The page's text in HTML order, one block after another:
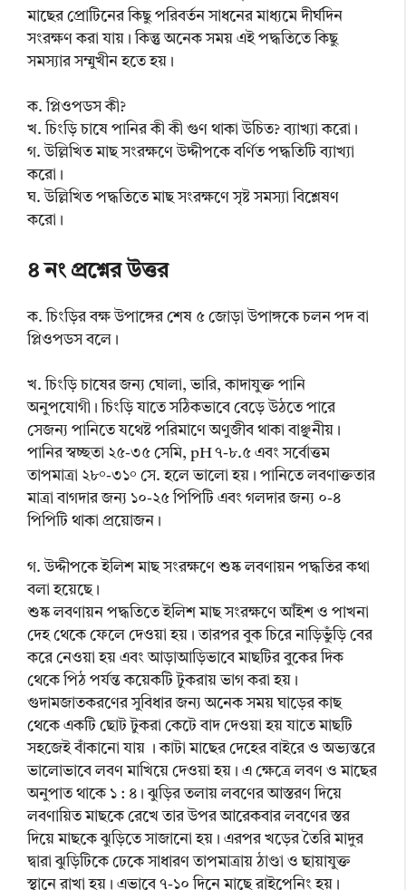
মাছের প্রোটিনের কিছু পরিবর্তন সাধনের মাধ্যমে দীর্ঘদিন
সংরক্ষণ করা যায়। কিন্তু অনেক সময় এই পদ্ধতিতে কিছু
সমস্যার সম্মুখীন হতে হয়।
ক. প্লিওপডস কী?
খ. চিংড়ি চাষে পানির কী কী গুণ থাকা উচিত? ব্যাখ্যা করো।
গ. উল্লিখিত মাছ সংরক্ষণে উদ্দীপকে বর্ণিত পদ্ধতিটি ব্যাখ্যা
করো।
ঘ. উল্লিখিত পদ্ধতিতে মাছ সংরক্ষণে সৃষ্ট সমস্যা বিশ্লেষণ
করো।
৪ নং প্রশ্নের উত্তর
ক. চিংড়ির বক্ষ উপাঙ্গের শেষ ৫ জোড়া উপাঙ্গকে চলন পদ বা
প্লিওপডস বলে।
খ. চিংড়ি চাষের জন্য ঘোলা, ভারি, কাদাযুক্ত পানি
অনুপযোগী। চিংড়ি যাতে সঠিকভাবে বেড়ে উঠতে পারে
সেজন্য পানিতে যথেষ্ট পরিমাণে অণুজীব থাকা বাঞ্ছনীয়।
পানির স্বচ্ছতা ২৫-৩৫ সেমি, pH ৭-৮.৫ এবং সর্বোত্তম
তাপমাত্রা ২৮°-৩১° সে. হলে ভালো হয়। পানিতে লবণাক্ততার
মাত্রা বাগদার জন্য ১০-২৫ পিপিটি এবং গলদার জন্য ০-৪
পিপিটি থাকা প্রয়োজন।
গ. উদ্দীপকে ইলিশ মাছ সংরক্ষণে শুষ্ক লবণায়ন পদ্ধতির কথা
বলা হয়েছে।
শুষ্ক লবণায়ন পদ্ধতিতে ইলিশ মাছ সংরক্ষণে আঁইশ ও পাখনা
দেহ থেকে ফেলে দেওয়া হয়। তারপর বুক চিরে নাড়িভুঁড়ি বের
করে নেওয়া হয় এবং আড়াআড়িভাবে মাছটির বুকের দিক
থেকে পিঠ পর্যন্ত কয়েকটি টুকরায় ভাগ করা হয়।
গুদামজাতকরণের সুবিধার জন্য অনেক সময় ঘাড়ের কাছ
থেকে একটি ছোট টুকরা কেটে বাদ দেওয়া হয় যাতে মাছটি
সহজেই বাঁকানো যায় । কাটা মাছের দেহের বাইরে ও অভ্যন্তরে
ভালোভাবে লবণ মাখিয়ে দেওয়া হয়। এ ক্ষেত্রে লবণ ও মাছের
অনুপাত থাকে ১ : ৪। ঝুড়ির তলায় লবণের আস্তরণ দিয়ে
লবণায়িত মাছকে রেখে তার উপর আরেকবার লবণের স্তর
দিয়ে মাছকে ঝুড়িতে সাজানো হয়। এরপর খড়ের তৈরি মাদুর
দ্বারা ঝুড়িটিকে ঢেকে সাধারণ তাপমাত্রায় ঠাণ্ডা ও ছায়াযুক্ত
স্থানে রাখা হয়। এভাবে ৭-১০ দিনে মাছে রাইপেনিং হয়।